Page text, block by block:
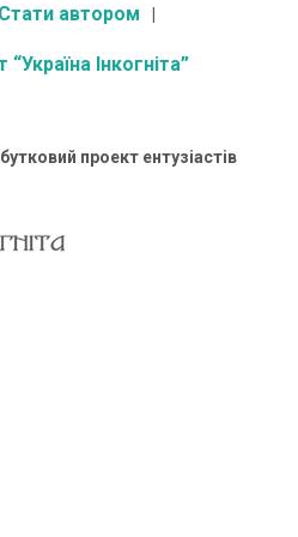
Стати автором
Інкогніта”
проект ентузіастів